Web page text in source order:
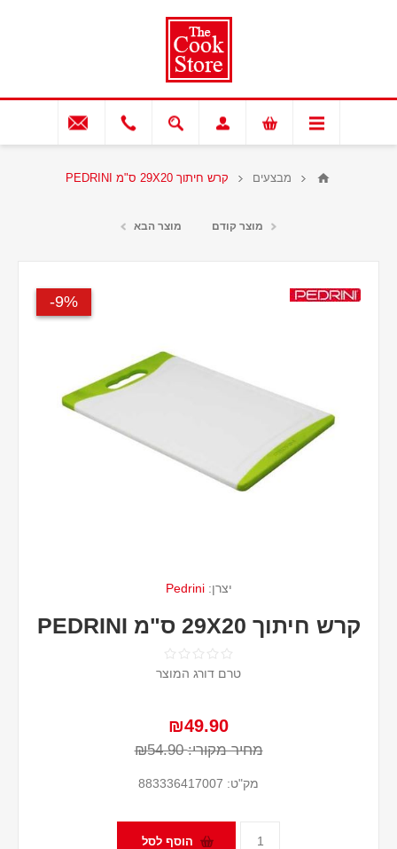
מבצעים קרש חיתוך 29X20 ס"מ PEDRINI
מוצר קודם מוצר הבא
9%-
יצרן: Pedrini
קרש חיתוך 29X20 ס"מ PEDRINI
טרם דורג המוצר
₪49.90
מחיר מקורי: ₪54.90
מק"ט: 883336417007